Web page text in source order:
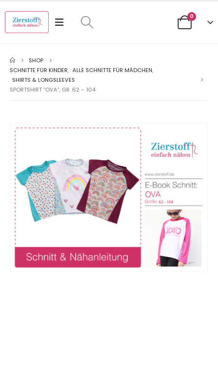
0
SHOP
SCHNITTE FÜR KINDER, ALLE SCHNITTE FÜR MÄDCHEN,
SHIRTS & LONGSLEEVES
SPORTSHIRT “OVA”, GR. 62 – 104